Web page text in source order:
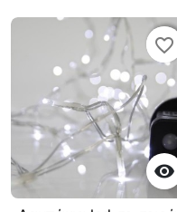

favorite_border
favorite_border